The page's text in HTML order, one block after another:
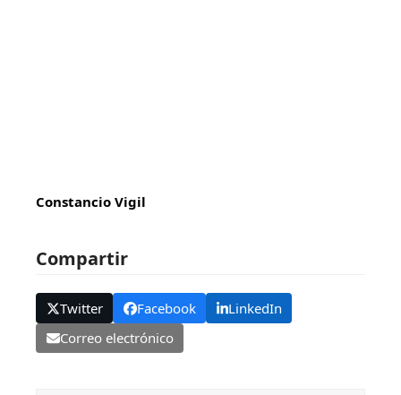
Constancio Vigil
Compartir
Twitter Facebook
LinkedIn
Correo electrónico